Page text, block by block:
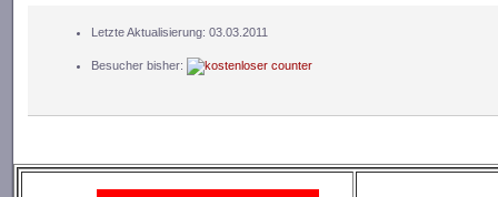
Letzte Aktualisierung: 03.03.2011
Besucher bisher: